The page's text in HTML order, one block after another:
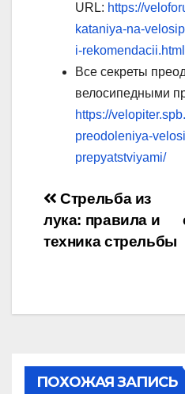
URL: https://
kataniya-na-
i-rekomendacii.html
Все секреты
велосипедными
https://
preodoleniya-
prepyatstviyami/
Навигация
по
Стрельба из
лука: правила и
техника стрельбы
ПОХОЖАЯ ЗАПИСЬ